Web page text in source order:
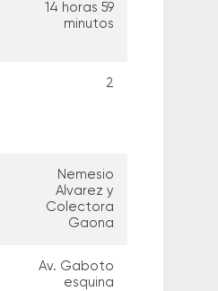
14 horas 59
minutos
2
Nemesio
Alvarez y
Colectora
Gaona
Av. Gaboto
esquina